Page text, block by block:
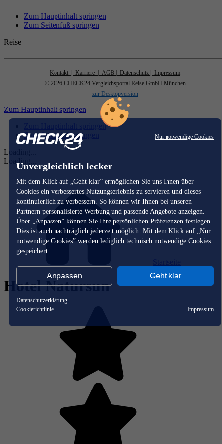
Nur notwendige Cookies
Unvergleichlich lecker
Mit dem Klick auf „Geht klar” ermöglichen Sie uns Ihnen über
Cookies ein verbessertes Nutzungserlebnis zu servieren und dieses
kontinuierlich zu verbessern. So können wir Ihnen bei unseren
Partnern personalisierte Werbung und passende Angebote anzeigen.
Über „Anpassen” können Sie Ihre persönlichen Präferenzen festlegen.
Dies ist auch nachträglich jederzeit möglich. Mit dem Klick auf „Nur
notwendige Cookies” werden lediglich technisch notwendige Cookies
gespeichert.
Anpassen Geht klar
Datenschutzerklärung
Cookierichtlinie
Impressum
Zum Hauptinhalt springen
Zum Seitenfuß springen
Reise
Kontakt | Karriere | AGB | Datenschutz
| Impressum
© 2026 CHECK24 Vergleichsportal Reise GmbH München
zur Desktopversion
Zum Hauptinhalt springen
Zum Hauptinhalt springen
Zum Seitenfuß springen
Loading...
Loading...
Hotel Natursun